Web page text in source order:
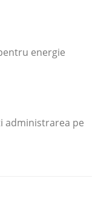
energie
administrarea pe